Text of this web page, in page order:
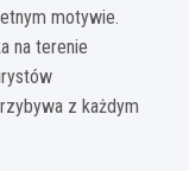
motywie.
na terenie
z każdym